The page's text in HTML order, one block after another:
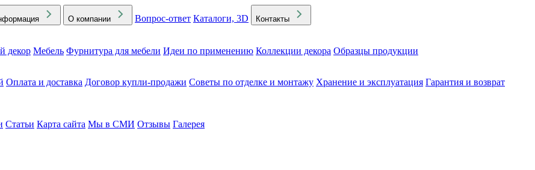
О компании Вопрос-ответ Каталоги, 3D Контакты
декор Мебель Фурнитура для мебели Идеи по применению Коллекции декора Образцы продукции
Оплата и доставка Договор купли-продажи Советы по отделке и монтажу Хранение и эксплуатация Гарантия и возврат
Статьи Карта сайта Мы в СМИ Отзывы Галерея